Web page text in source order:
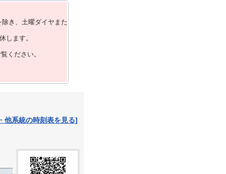
き、⼟曜ダイヤまた
します。
ください。
他系統の時刻表を見る]